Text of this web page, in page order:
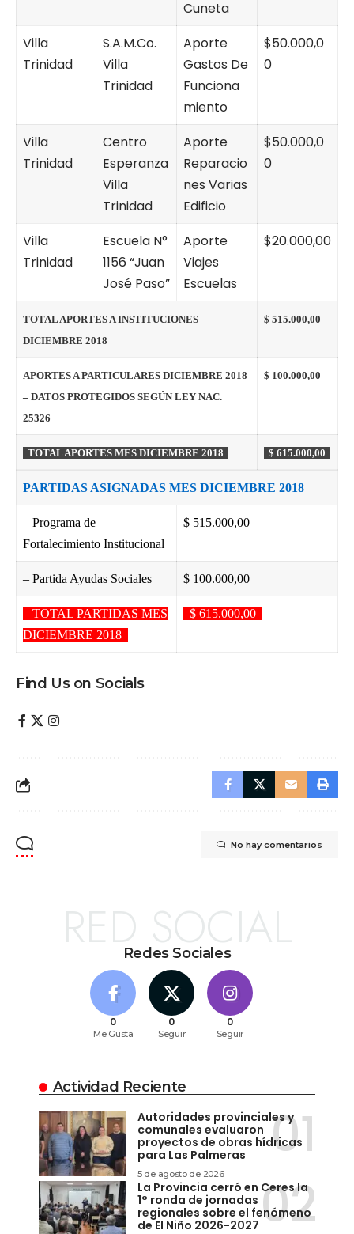
Cuneta
Villa
Trinidad
S.A.M.Co.
Villa
Trinidad
Aporte
Gastos De
Funciona
miento
$50.000,0
0
Villa
Trinidad
Centro
Esperanza
Villa
Trinidad
Aporte
Reparacio
nes Varias
Edificio
$50.000,0
0
Villa
Trinidad
Escuela N°
1156 “Juan
José Paso”
Aporte
Viajes
Escuelas
$20.000,00
TOTAL APORTES A INSTITUCIONES
DICIEMBRE 2018
$ 515.000,00
APORTES A PARTICULARES DICIEMBRE 2018
– DATOS PROTEGIDOS SEGÚN LEY NAC.
25326
$ 100.000,00
TOTAL APORTES MES DICIEMBRE 2018 $ 615.000,00
PARTIDAS ASIGNADAS MES DICIEMBRE 2018
– Programa de
Fortalecimiento Institucional
$ 515.000,00
– Partida Ayudas Sociales $ 100.000,00
TOTAL PARTIDAS MES
DICIEMBRE 2018
$ 615.000,00
Find Us on Socials
No hay comentarios
Redes Sociales
RED SOCIAL
0
Me Gusta
0
Seguir
0
Seguir
Actividad Reciente
Autoridades provinciales y
comunales evaluaron
proyectos de obras hídricas
para Las Palmeras
5 de agosto de 2026
La Provincia cerró en Ceres la
1° ronda de jornadas
regionales sobre el fenómeno
de El Niño 2026-2027